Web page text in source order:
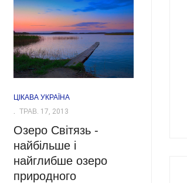
ЦІКАВА УКРАЇНА
ТРАВ. 17, 2013
Озеро Світязь -
найбільше і
найглибше озеро
природного